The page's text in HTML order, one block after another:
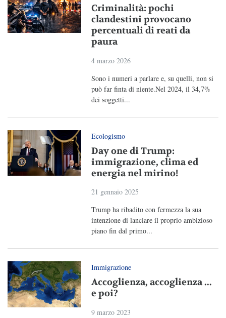
Criminalità: pochi
clandestini provocano
percentuali di reati da
paura
4 marzo 2026
Sono i numeri a parlare e, su quelli, non si
può far finta di niente.Nel 2024, il 34,7%
dei soggetti...
Ecologismo
Day one di Trump:
immigrazione, clima ed
energia nel mirino!
21 gennaio 2025
Trump ha ribadito con fermezza la sua
intenzione di lanciare il proprio ambizioso
piano fin dal primo...
Immigrazione
Accoglienza, accoglienza ...
e poi?
9 marzo 2023